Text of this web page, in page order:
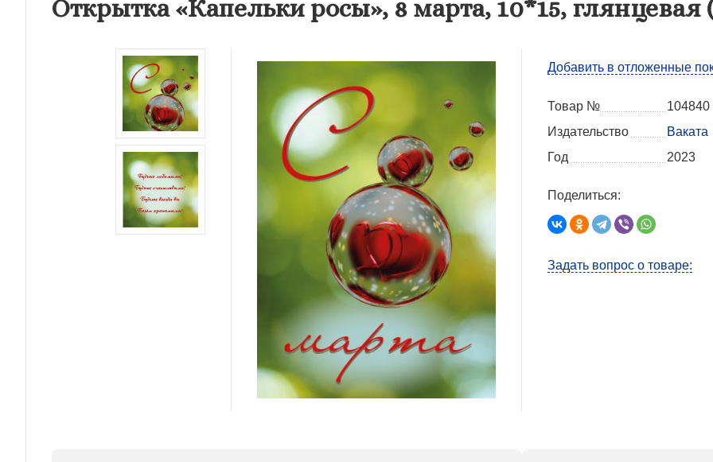
Открытка «Капельки росы», 8 марта, 10*15, глянцевая
Добавить в отложенные
Товар №
104840
Издательство
Ваката
Год
2023
Поделиться:
Задать вопрос о товаре: